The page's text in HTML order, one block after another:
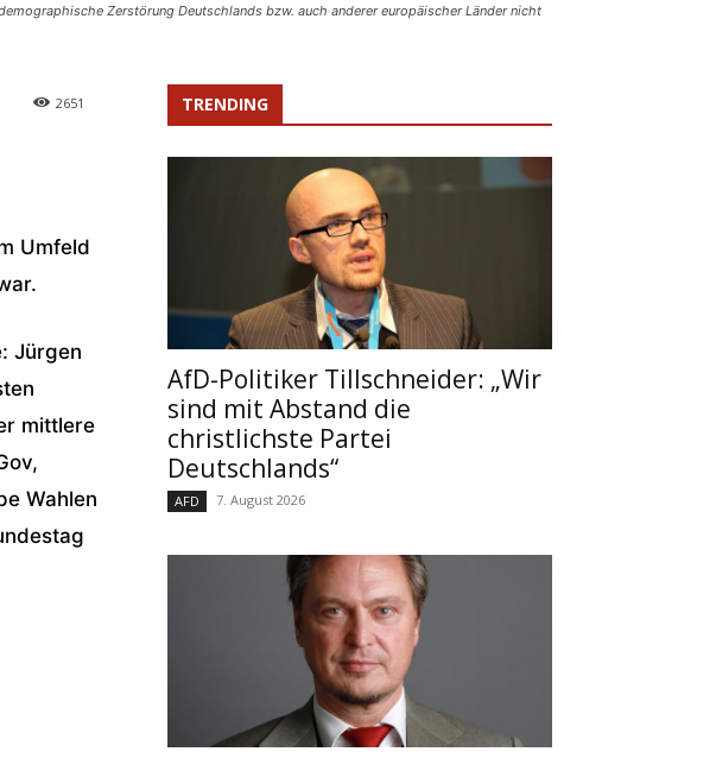
Zerstörung Deutschlands bzw. auch anderer europäischer Länder nicht
2651
Umfeld
Jürgen
mittlere
Wahlen
TRENDING
AfD-Politiker Tillschneider: „Wir
sind mit Abstand die
christlichste Partei
Deutschlands“
AFD 7. August 2026